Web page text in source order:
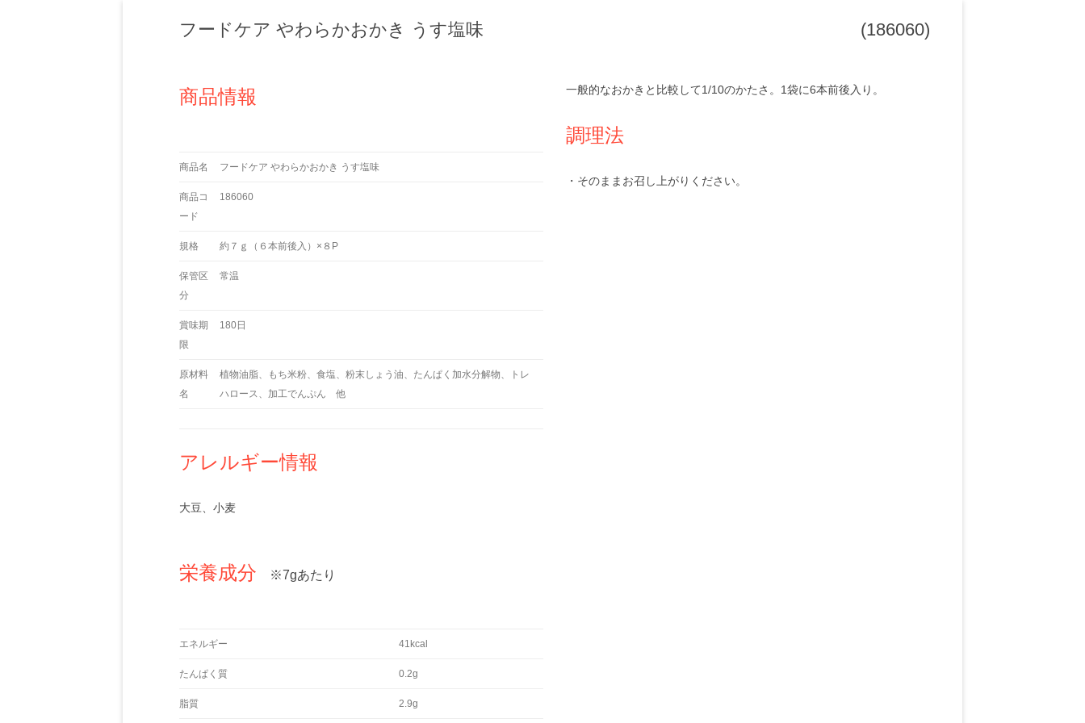
フードケア やわらかおかき うす塩味 (186060)
商品情報
商品名 フードケア やわらかおかき うす塩味
商品コ
ード
186060
規格 約７ｇ（６本前後入）×８P
保管区
分
常温
賞味期
限
180日
原材料
名
植物油脂、もち米粉、食塩、粉末しょう油、たんぱく加水分解物、トレ
ハロース、加工でんぷん 他
アレルギー情報
大豆、小麦
一般的なおかきと比較して1/10のかたさ。1袋に6本前後入り。
調理法
・そのままお召し上がりください。
栄養成分 ※7gあたり
エネルギー 41kcal
たんぱく質 0.2g
脂質 2.9g